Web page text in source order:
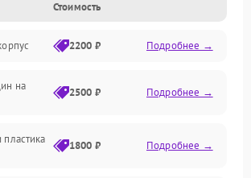
датчиков
программного обеспечения
Стоимость
2200 ₽ Подробнее →
на
2500 ₽ Подробнее →
1800 ₽ Подробнее →